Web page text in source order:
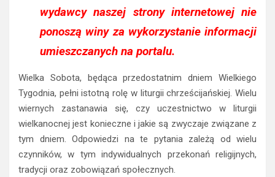
wydawcy naszej strony internetowej nie
ponoszą winy za wykorzystanie informacji
umieszczanych na portalu.
Wielka Sobota, będąca przedostatnim dniem Wielkiego
Tygodnia, pełni istotną rolę w liturgii chrześcijańskiej. Wielu
wiernych zastanawia się, czy uczestnictwo w liturgii
wielkanocnej jest konieczne i jakie są zwyczaje związane z
tym dniem. Odpowiedzi na te pytania zależą od wielu
czynników, w tym indywidualnych przekonań religijnych,
tradycji oraz zobowiązań społecznych.